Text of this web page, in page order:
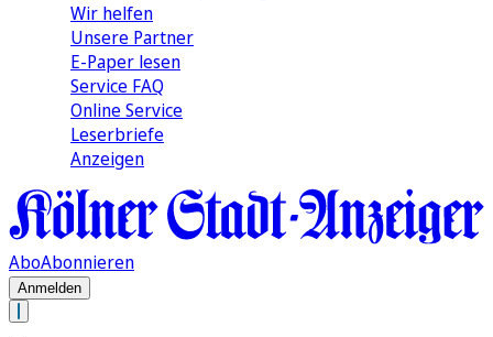
Wir helfen
Unsere Partner
E-Paper lesen
Service FAQ
Online Service
Leserbriefe
Anzeigen
AboAbonnieren
Anmelden